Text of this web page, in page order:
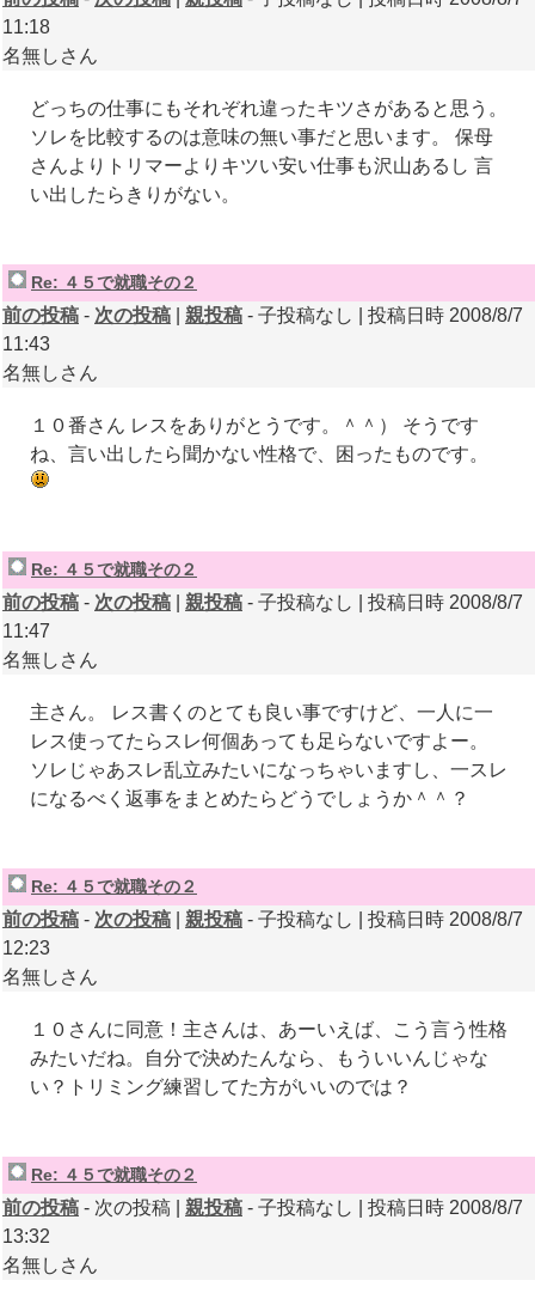
11:18
名無しさん
どっちの仕事にもそれぞれ違ったキツさがあると思う。
ソレを比較するのは意味の無い事だと思います。 保母
さんよりトリマーよりキツい安い仕事も沢山あるし 言
い出したらきりがない。
Re: ４５で就職その２
前の投稿 - 次の投稿 親投稿 - 子投稿なし | 投稿日時 2008/8/7
11:43
名無しさん
１０番さん レスをありがとうです。＾＾） そうです
ね、言い出したら聞かない性格で、困ったものです。
Re: ４５で就職その２
前の投稿 - 次の投稿 親投稿 - 子投稿なし | 投稿日時 2008/8/7
11:47
名無しさん
主さん。 レス書くのとても良い事ですけど、一人に一
レス使ってたらスレ何個あっても足らないですよー。
ソレじゃあスレ乱立みたいになっちゃいますし、一スレ
になるべく返事をまとめたらどうでしょうか＾＾？
Re: ４５で就職その２
前の投稿 - 次の投稿 親投稿 - 子投稿なし | 投稿日時 2008/8/7
12:23
名無しさん
１０さんに同意！主さんは、あーいえば、こう言う性格
みたいだね。自分で決めたんなら、もういいんじゃな
い？トリミング練習してた方がいいのでは？
Re: ４５で就職その２
前の投稿 - 次の投稿 | 親投稿 - 子投稿なし | 投稿日時 2008/8/7
13:32
名無しさん